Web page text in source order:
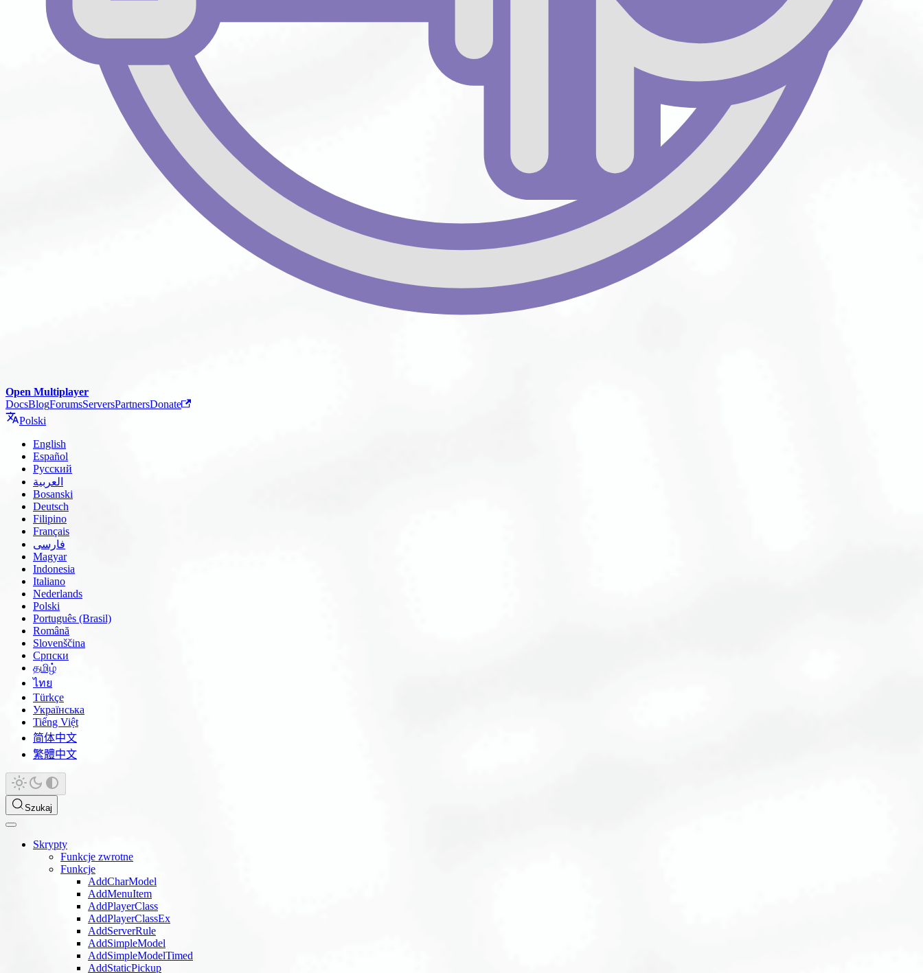
Open Multiplayer
DocsBlogForumsServersPartnersDonate
Polski
English
Español
Русский
العربية
Bosanski
Deutsch
Filipino
Français
فارسی
Magyar
Indonesia
Italiano
Nederlands
Polski
Português (Brasil)
Română
Slovenščina
Српски
தமிழ்
ไทย
Türkçe
Українська
Tiếng Việt
简体中文
繁體中文
Szukaj
Skrypty
Funkcje zwrotne
Funkcje
AddCharModel
AddMenuItem
AddPlayerClass
AddPlayerClassEx
AddServerRule
AddSimpleModel
AddSimpleModelTimed
AddStaticPickup